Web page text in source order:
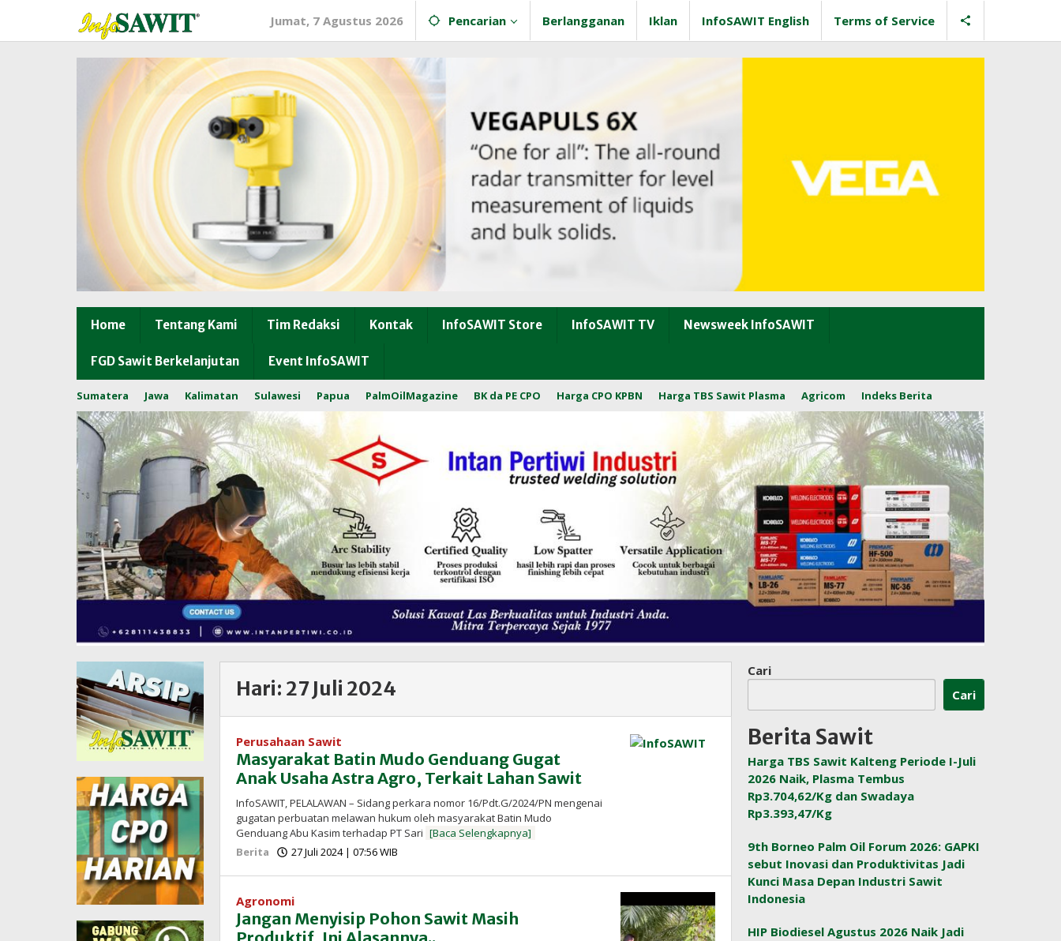
konten
Jumat, 7 Agustus 2026 Pencarian Berlangganan Iklan InfoSAWIT English Terms of Service
Home Tentang Kami Tim Redaksi Kontak InfoSAWIT Store InfoSAWIT TV Newsweek InfoSAWIT
FGD Sawit Berkelanjutan Event InfoSAWIT
Sumatera Jawa Kalimatan Sulawesi Papua PalmOilMagazine BK da PE CPO Harga CPO KPBN Harga TBS Sawit Plasma Agricom Indeks Berita
Hari: 27 Juli 2024
Perusahaan Sawit
Masyarakat Batin Mudo Genduang Gugat
Anak Usaha Astra Agro, Terkait Lahan Sawit
InfoSAWIT, PELALAWAN – Sidang perkara nomor 16/Pdt.G/2024/PN mengenai
gugatan perbuatan melawan hukum oleh masyarakat Batin Mudo
Genduang Abu Kasim terhadap PT Sari [Baca Selengkapnya]
Berita
27 Juli 2024 | 07:56 WIB
InfoSAWIT
Agronomi
Jangan Menyisip Pohon Sawit Masih
Cari
Cari
Berita Sawit
Harga TBS Sawit Kalteng Periode I-Juli
2026 Naik, Plasma Tembus
Rp3.704,62/Kg dan Swadaya
Rp3.393,47/Kg
9th Borneo Palm Oil Forum 2026: GAPKI
sebut Inovasi dan Produktivitas Jadi
Kunci Masa Depan Industri Sawit
Indonesia
HIP Biodiesel Agustus 2026 Naik Jadi